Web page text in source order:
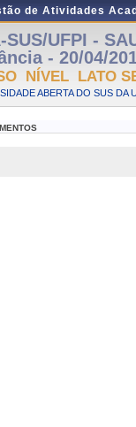
de Atividades
SUS/UFPI -
- 20/04/
NÍVEL LATO
ABERTA DO SUS DA